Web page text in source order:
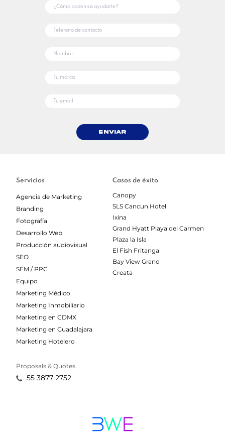
Enviar
Servicios
Agencia de Marketing
Branding
Fotografía
Desarrollo Web
Producción audiovisual
SEO
SEM / PPC
Equipo
Marketing Médico
Marketing Inmobiliario
Marketing en CDMX
Marketing en Guadalajara
Marketing Hotelero
Proposals & Quotes
55 3877 2752
Casos de éxito
Canopy
SLS Cancun Hotel
Ixina
Grand Hyatt Playa del Carmen
Plaza la Isla
El Fish Fritanga
Bay View Grand
Creata